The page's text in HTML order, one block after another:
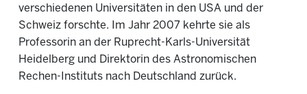
verschiedenen Universitäten in den USA und der
Schweiz forschte. Im Jahr 2007 kehrte sie als
Professorin an der Ruprecht-Karls-Universität
Heidelberg und Direktorin des Astronomischen
Rechen-Instituts nach Deutschland zurück.